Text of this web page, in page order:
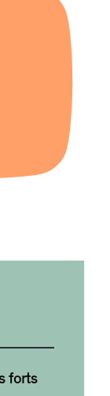
forts